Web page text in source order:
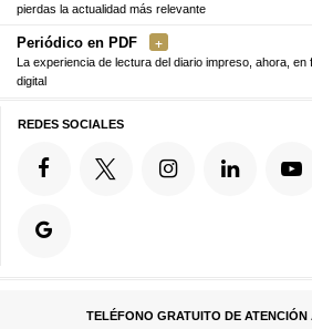
pierdas la actualidad más relevante
Periódico en PDF
La experiencia de lectura del diario impreso, ahora, en
digital
REDES SOCIALES
TELÉFONO GRATUITO DE ATENCIÓN